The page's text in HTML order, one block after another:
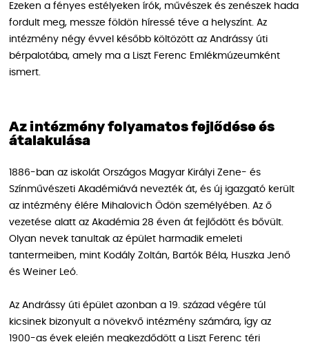
Ezeken a fényes estélyeken írók, művészek és zenészek hada
fordult meg, messze földön híressé téve a helyszínt. Az
intézmény négy évvel később költözött az Andrássy úti
bérpalotába, amely ma a Liszt Ferenc Emlékmúzeumként
ismert.
Az intézmény folyamatos fejlődése és
átalakulása
1886-ban az iskolát Országos Magyar Királyi Zene- és
Színművészeti Akadémiává nevezték át, és új igazgató került
az intézmény élére Mihalovich Ödön személyében. Az ő
vezetése alatt az Akadémia 28 éven át fejlődött és bővült.
Olyan nevek tanultak az épület harmadik emeleti
tantermeiben, mint Kodály Zoltán, Bartók Béla, Huszka Jenő
és Weiner Leó.
Az Andrássy úti épület azonban a 19. század végére túl
kicsinek bizonyult a növekvő intézmény számára, így az
1900-as évek elején megkezdődött a Liszt Ferenc téri